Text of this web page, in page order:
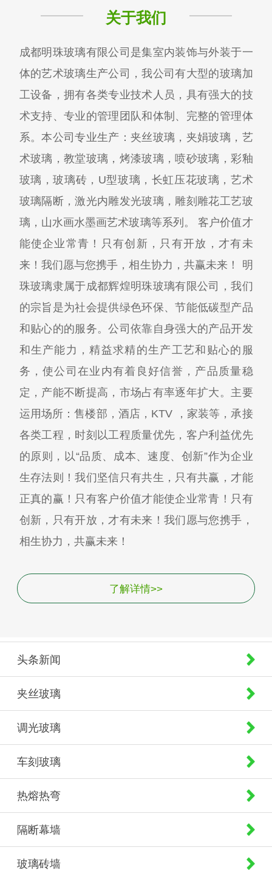
关于我们
成都明珠玻璃有限公司是集室内装饰与外装于一
体的艺术玻璃生产公司，我公司有大型的玻璃加
工设备，拥有各类专业技术人员，具有强大的技
术支持、专业的管理团队和体制、完整的管理体
系。本公司专业生产：夹丝玻璃，夹娟玻璃，艺
术玻璃，教堂玻璃，烤漆玻璃，喷砂玻璃，彩釉
玻璃，玻璃砖，U型玻璃，长虹压花玻璃，艺术
玻璃隔断，激光内雕发光玻璃，雕刻雕花工艺玻
璃，山水画水墨画艺术玻璃等系列。 客户价值才
能使企业常青！只有创新，只有开放，才有未
来！我们愿与您携手，相生协力，共赢未来！ 明
珠玻璃隶属于成都辉煌明珠玻璃有限公司，我们
的宗旨是为社会提供绿色环保、节能低碳型产品
和贴心的的服务。公司依靠自身强大的产品开发
和生产能力，精益求精的生产工艺和贴心的服
务，使公司在业内有着良好信誉，产品质量稳
定，产能不断提高，市场占有率逐年扩大。主要
运用场所：售楼部，酒店，KTV ，家装等，承接
各类工程，时刻以工程质量优先，客户利益优先
的原则，以“品质、成本、速度、创新”作为企业
生存法则！我们坚信只有共生，只有共赢，才能
正真的赢！只有客户价值才能使企业常青！只有
创新，只有开放，才有未来！我们愿与您携手，
相生协力，共赢未来！
了解详情>>
头条新闻
夹丝玻璃
调光玻璃
车刻玻璃
热熔热弯
隔断幕墙
玻璃砖墙